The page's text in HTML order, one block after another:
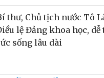
thư, Chủ tịch nước Tô
lệ Đảng khoa học,
sống lâu dài